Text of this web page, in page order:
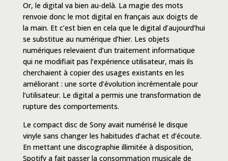
Or, le digital va bien au-delà. La magie des mots
renvoie donc le mot digital en français aux doigts de
la main. Et c’est bien en cela que le digital d’aujourd’hui
se substitue au numérique d’hier. Les objets
numériques relevaient d’un traitement informatique
qui ne modifiait pas l’expérience utilisateur, mais ils
cherchaient à copier des usages existants en les
améliorant : une sorte d’évolution incrémentale pour
l’utilisateur. Le digital a permis une transformation de
rupture des comportements.
Le compact disc de Sony avait numérisé le disque
vinyle sans changer les habitudes d’achat et d’écoute.
En mettant une discographie illimitée à disposition,
Spotify a fait passer la consommation musicale de